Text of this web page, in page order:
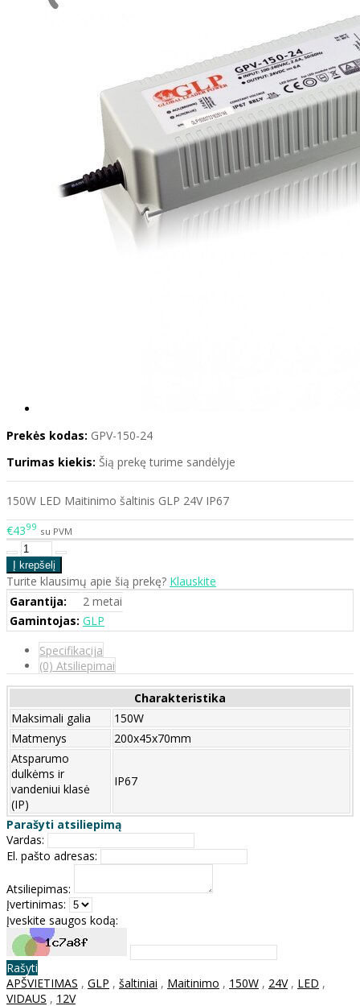
Prekės kodas: GPV-150-24
Turimas kiekis: Šią prekę turime sandėlyje
150W LED Maitinimo šaltinis GLP 24V IP67
€4399 su PVM
Turite klausimų apie šią prekę? Klauskite
Garantija:
2 metai
Gamintojas: GLP
Specifikacija
(0) Atsiliepimai
Charakteristika
Maksimali galia
150W
Matmenys
200x45x70mm
Atsparumo
dulkėms ir
vandeniui klasė
(IP)
IP67
Parašyti atsiliepimą
Vardas:
El. pašto adresas:
Atsiliepimas:
Įvertinimas:
Įveskite saugos kodą:
Rašyti
APŠVIETIMAS , GLP , šaltiniai , Maitinimo , 150W , 24V, LED ,
VIDAUS , 12V